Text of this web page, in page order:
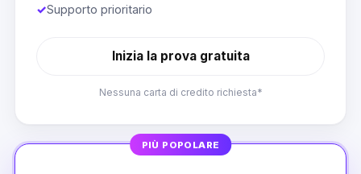
✓Supporto prioritario
Inizia la prova gratuita
Nessuna carta di credito richiesta*
PIÙ POPOLARE